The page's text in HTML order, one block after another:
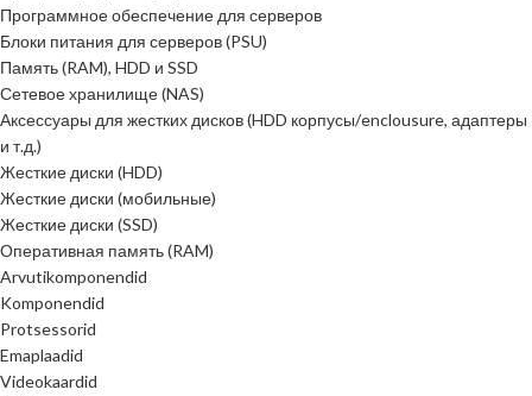
Программное обеспечение для серверов
Блоки питания для серверов (PSU)
Память (RAM), HDD и SSD
Сетевое хранилище (NAS)
Аксессуары для жестких дисков (HDD корпусы/enclousure, адаптеры
и т.д.)
Жесткие диски (HDD)
Жесткие диски (мобильные)
Жесткие диски (SSD)
Оперативная память (RAM)
Arvutikomponendid
Komponendid
Protsessorid
Emaplaadid
Videokaardid